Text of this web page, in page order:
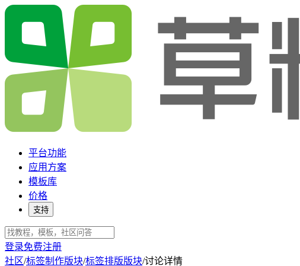
平台功能
应用方案
模板库
价格
支持
登录免费注册
社区/标签制作版块/标签排版版块/讨论详情